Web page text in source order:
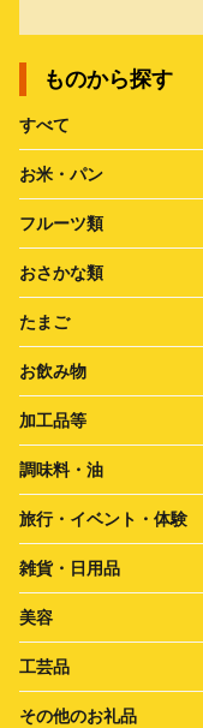
ものから探す
すべて
お米・パン
フルーツ類
おさかな類
たまご
お飲み物
加工品等
調味料・油
旅行・イベント・体験
雑貨・日用品
美容
工芸品
その他のお礼品